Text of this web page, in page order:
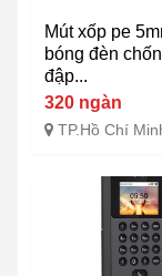
Mút xốp pe
bóng đèn
đập...
320 ngàn
TP.Hồ Chí